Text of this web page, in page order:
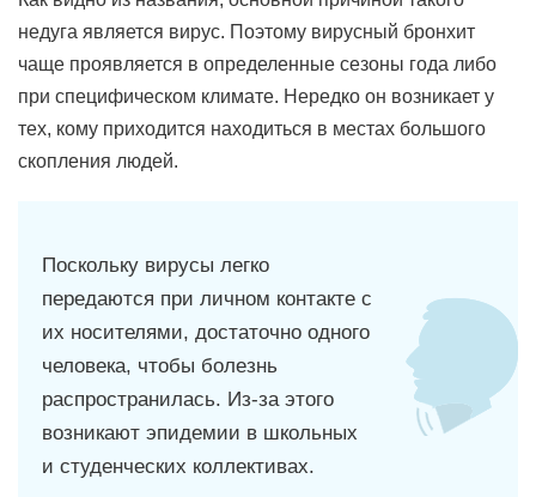
недуга является вирус. Поэтому вирусный бронхит
чаще проявляется в определенные сезоны года либо
при специфическом климате. Нередко он возникает у
тех, кому приходится находиться в местах большого
скопления людей.
Поскольку вирусы легко
передаются при личном контакте с
их носителями, достаточно одного
человека, чтобы болезнь
распространилась. Из-за этого
возникают эпидемии в школьных
и студенческих коллективах.